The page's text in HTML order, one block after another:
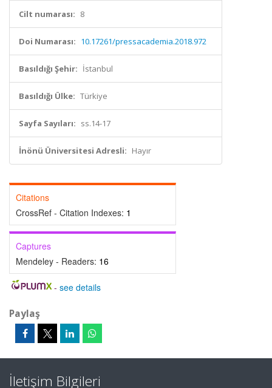
Cilt numarası: 8
Doi Numarası: 10.17261/pressacademia.2018.972
Basıldığı Şehir: İstanbul
Basıldığı Ülke: Türkiye
Sayfa Sayıları: ss.14-17
İnönü Üniversitesi Adresli: Hayır
Citations
CrossRef - Citation Indexes: 1
Captures
Mendeley - Readers: 16
- see details
Paylaş
İletişim Bilgileri